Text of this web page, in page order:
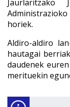
Jaurlaritzako
horiek.
Aldiro-aldiro
hautagai
daudenek
merituekin